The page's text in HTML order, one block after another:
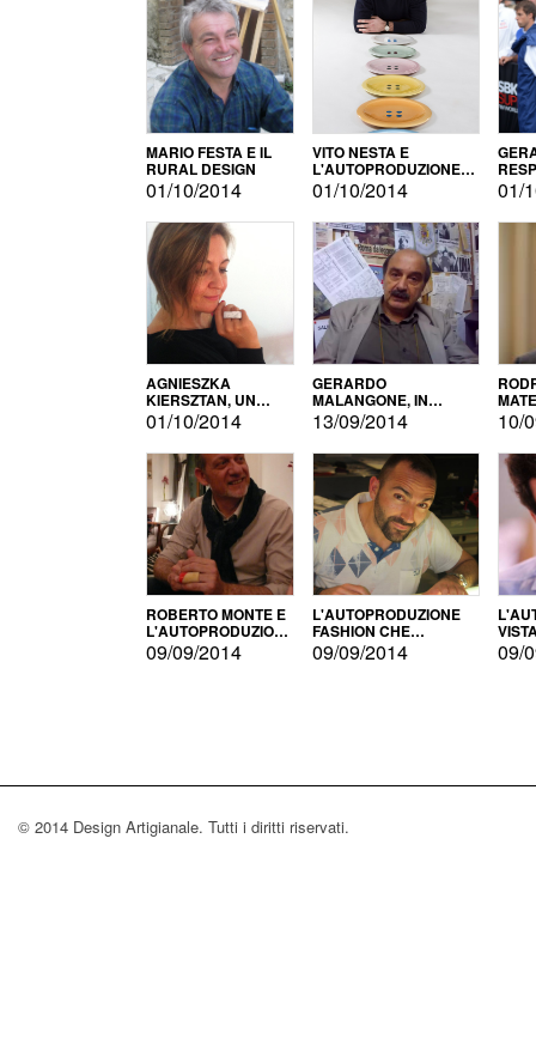
MARIO FESTA E IL
RURAL DESIGN
01/10/2014
VITO NESTA E
L'AUTOPRODUZIONE
COME RECUPERO DEI
SIMBOLI
01/10/2014 01/
AGNIESZKA
KIERSZTAN, UN
MODELLO DI
AUTOPRODUZIONE
01/10/2014
GERARDO
MALANGONE, IN
GIURIA PER IL
CONCORSO
LETTERARIO
13/09/2014 10/
ROBERTO MONTE E
L'AUTOPRODUZIONE
CON IL CENSIMENTO
09/09/2014
L'AUTOPRODUZIONE
FASHION CHE
CONQUISTA GLI USA
09/09/2014 09/
© 2014 Design Artigianale. Tutti i diritti riservati.